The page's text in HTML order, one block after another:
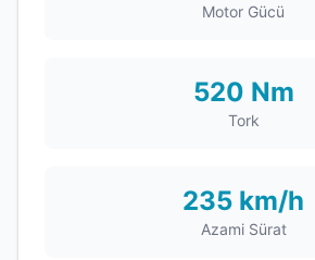
Motor Gücü
520 Nm
Tork
235 km/h
Azami Sürat